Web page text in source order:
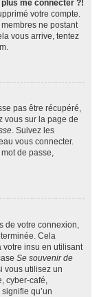
me connecter ?!
votre compte.
ne postant
vous arrive, tentez
pas être récupéré,
vous sur la page de
. Suivez les
vous connecter.
de passe,
de votre connexion,
Cela
votre insu en utilisant
Se souvenir de
vous utilisez un
cyber-café,
qu’un